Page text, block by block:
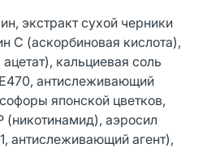
экстракт сухой черники
С (аскорбиновая кислота),
кальциевая соль
антислеживающий
японской цветков,
(никотинамид), аэросил
антислеживающий агент),